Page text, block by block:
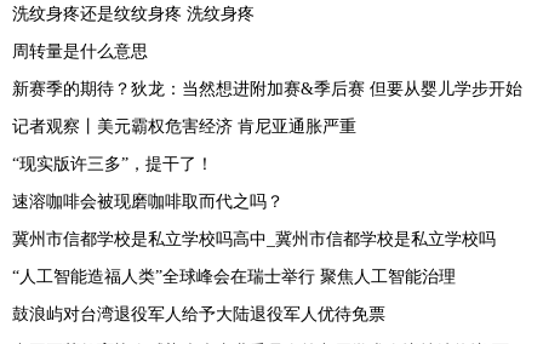
洗纹身疼还是纹纹身疼 洗纹身疼
周转量是什么意思
新赛季的期待？狄龙：当然想进附加赛&季后赛 但要从婴儿学步开始
记者观察丨美元霸权危害经济 肯尼亚通胀严重
“现实版许三多”，提干了！
速溶咖啡会被现磨咖啡取而代之吗？
冀州市信都学校是私立学校吗高中_冀州市信都学校是私立学校吗
“人工智能造福人类”全球峰会在瑞士举行 聚焦人工智能治理
鼓浪屿对台湾退役军人给予大陆退役军人优待免票